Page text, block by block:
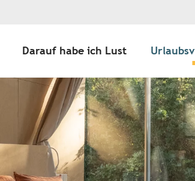
Darauf habe ich Lust